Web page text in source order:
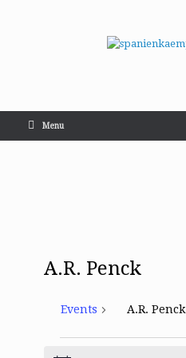
Menu
A.R. Penck
Events A.R. Penck